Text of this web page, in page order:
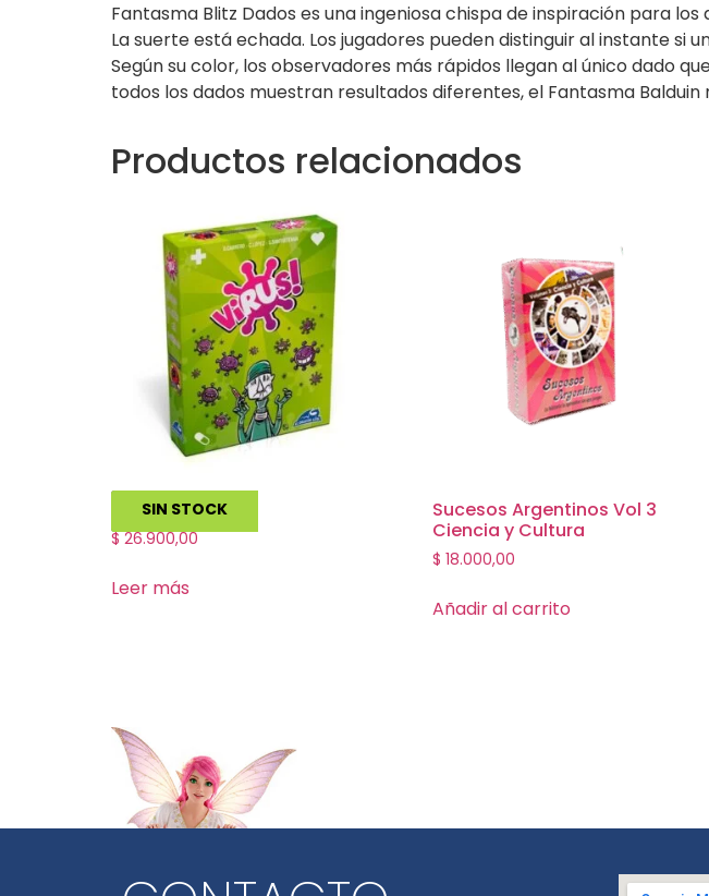
Fantasma Blitz Dados es una ingeniosa chispa de inspiración para los
La suerte está echada. Los jugadores pueden distinguir al instante
Según su color, los observadores más rápidos llegan al único dado
todos los dados muestran resultados diferentes, el Fantasma
Productos relacionados
SIN STOCK
Virus!
$ 26.900,00
Leer más
Sucesos Argentinos Vol 3
Ciencia y Cultura
$ 18.000,00
Añadir al carrito